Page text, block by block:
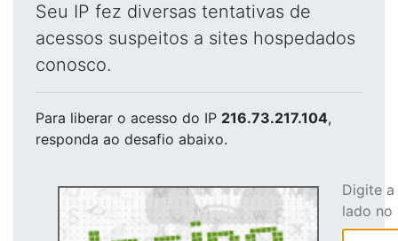
Seu IP fez diversas tentativas de
acessos suspeitos a sites hospedados
conosco.
Para liberar o acesso do IP 216.73.217.104,
responda ao desafio abaixo.
Digite
lado no